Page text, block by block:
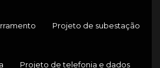
Projeto de subestação
Projeto de telefonia e dados